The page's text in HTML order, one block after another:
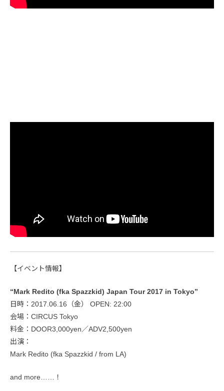
【イベント情報】
“Mark Redito (fka Spazzkid) Japan Tour 2017 in Tokyo”
日時：2017.06.16（金） OPEN: 22:00
会場：CIRCUS Tokyo
料金：DOOR3,000yen／ADV2,500yen
出演：
Mark Redito (fka Spazzkid / from LA)
and more……！